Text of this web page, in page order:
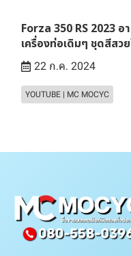
Forza 350 RS 2023 อ
เครื่องท่อเดิมๆ ชุดสีสว
22 ก.ค. 2024
YOUTUBE | MC MOCYC